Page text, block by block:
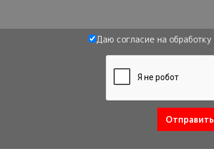
Даю согласие на обработку
Отправить